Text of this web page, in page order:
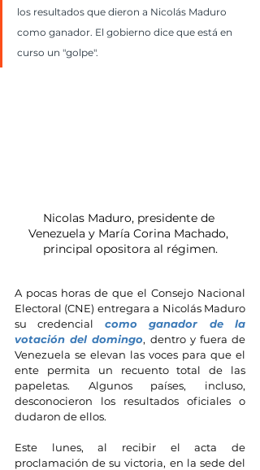
los resultados que dieron a Nicolás Maduro
como ganador. El gobierno dice que está en
curso un "golpe".
Nicolas Maduro, presidente de
Venezuela y María Corina Machado,
principal opositora al régimen.
A pocas horas de que el Consejo Nacional
Electoral (CNE) entregara a Nicolás Maduro
su credencial como ganador de la
votación del domingo, dentro y fuera de
Venezuela se elevan las voces para que el
ente permita un recuento total de las
papeletas. Algunos países, incluso,
desconocieron los resultados oficiales o
dudaron de ellos.
Este lunes, al recibir el acta de
proclamación de su victoria, en la sede del